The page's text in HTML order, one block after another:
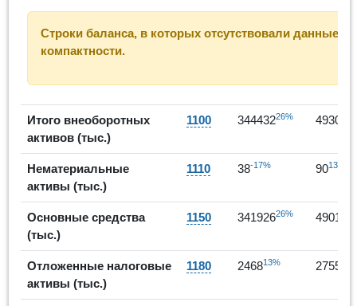
Строки баланса, в которых отсутствовали данные
компактности.
Итого внеоборотных
активов (тыс.)
1100 34443226% 493019
Нематериальные
активы (тыс.)
1110 38-17% 90137%
Основные средства
(тыс.)
1150 34192626% 490174
Отложенные налоговые
активы (тыс.)
1180 246813% 2755